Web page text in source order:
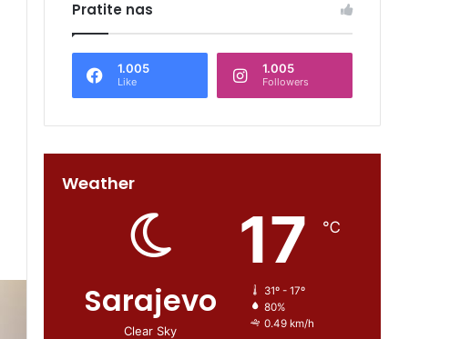
Pratite nas
1.005
Like
1.005
Followers
Weather
Sarajevo
Clear Sky
17 ℃
31º - 17º
80%
0.49 km/h